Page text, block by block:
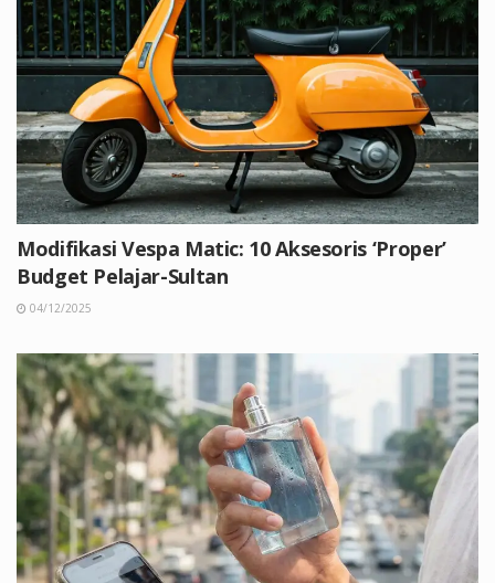
Modifikasi Vespa Matic: 10 Aksesoris ‘Proper’
Budget Pelajar-Sultan
04/12/2025